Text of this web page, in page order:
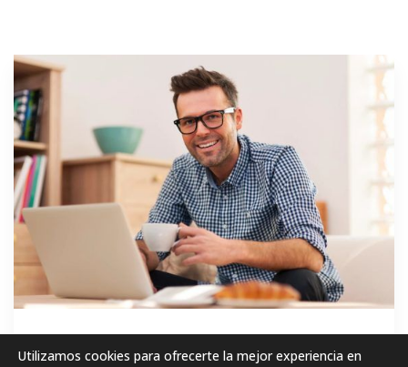
GRATIS
Utilizamos cookies para ofrecerte la mejor experiencia en